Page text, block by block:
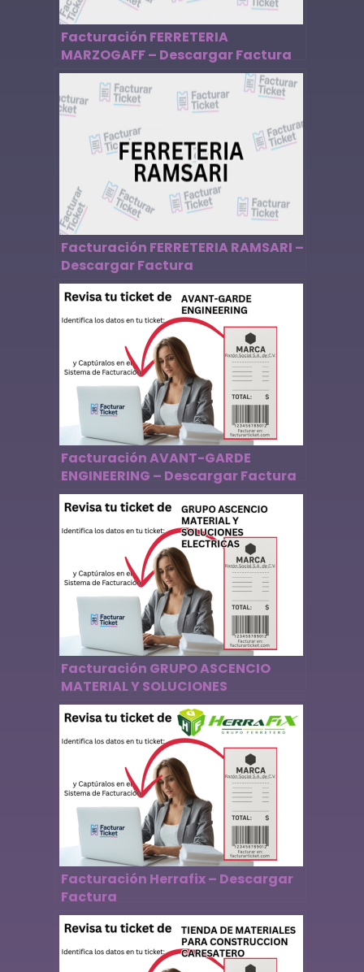
Facturación FERRETERIA
MARZOGAFF – Descargar Factura
Facturación FERRETERIA RAMSARI –
Descargar Factura
Facturación AVANT-GARDE
ENGINEERING – Descargar Factura
Facturación GRUPO ASCENCIO
MATERIAL Y SOLUCIONES
ELECTRICAS – Descargar Factura
Facturación Herrafix – Descargar
Factura